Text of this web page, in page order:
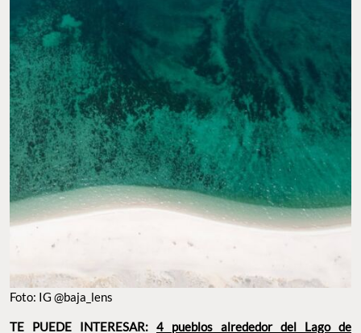
Foto: IG @baja_lens
TE PUEDE INTERESAR: 4 pueblos alrededor del Lago de